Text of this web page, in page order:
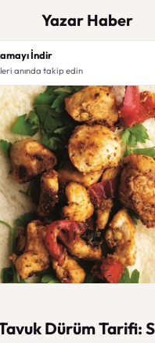
Yazar Haber
İndir
anında takip edin
Tavuk Dürüm Tarifi: